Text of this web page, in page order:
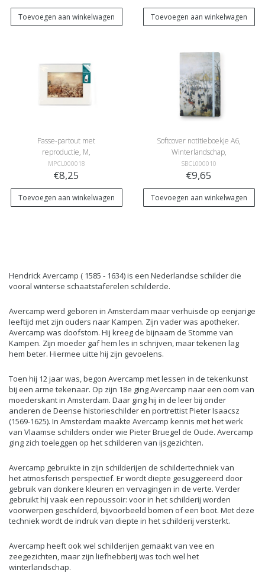
Toevoegen aan winkelwagen Toevoegen aan winkelwagen
Passe-partout met
reproductie, M,
Winterlandschap,
Avercamp
MPCL000018
€8,25
Toevoegen aan winkelwagen
Softcover notitieboekje A6,
Winterlandschap,
Avercamp
SBCL000010
€9,65
Toevoegen aan winkelwagen
Hendrick Avercamp ( 1585 - 1634) is een Nederlandse schilder die
vooral winterse schaatstaferelen schilderde.
Avercamp werd geboren in Amsterdam maar verhuisde op eenjarige
leeftijd met zijn ouders naar Kampen. Zijn vader was apotheker.
Avercamp was doofstom. Hij kreeg de bijnaam de Stomme van
Kampen. Zijn moeder gaf hem les in schrijven, maar tekenen lag
hem beter. Hiermee uitte hij zijn gevoelens.
Toen hij 12 jaar was, begon Avercamp met lessen in de tekenkunst
bij een arme tekenaar. Op zijn 18e ging Avercamp naar een oom van
moederskant in Amsterdam. Daar ging hij in de leer bij onder
anderen de Deense historieschilder en portrettist Pieter Isaacsz
(1569-1625). In Amsterdam maakte Avercamp kennis met het werk
van Vlaamse schilders onder wie Pieter Bruegel de Oude. Avercamp
ging zich toeleggen op het schilderen van ijsgezichten.
Avercamp gebruikte in zijn schilderijen de schildertechniek van
het atmosferisch perspectief. Er wordt diepte gesuggereerd door
gebruik van donkere kleuren en vervagingen in de verte. Verder
gebruikt hij vaak een repoussoir: voor in het schilderij worden
voorwerpen geschilderd, bijvoorbeeld bomen of een boot. Met deze
techniek wordt de indruk van diepte in het schilderij versterkt.
Avercamp heeft ook wel schilderijen gemaakt van vee en
zeegezichten, maar zijn liefhebberij was toch wel het
winterlandschap.